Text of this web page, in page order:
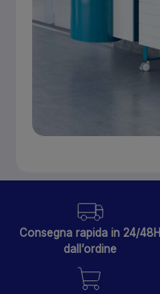
Consegna rapida in 24/48H
dall’ordine